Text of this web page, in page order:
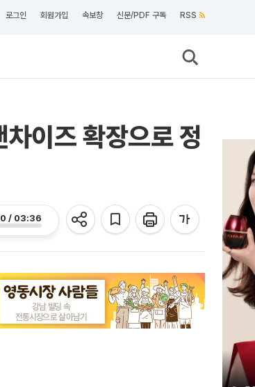
로그인 회원가입 속보창 신문/PDF 구독 RSS
이즈 확장으로 정
/ 03:36